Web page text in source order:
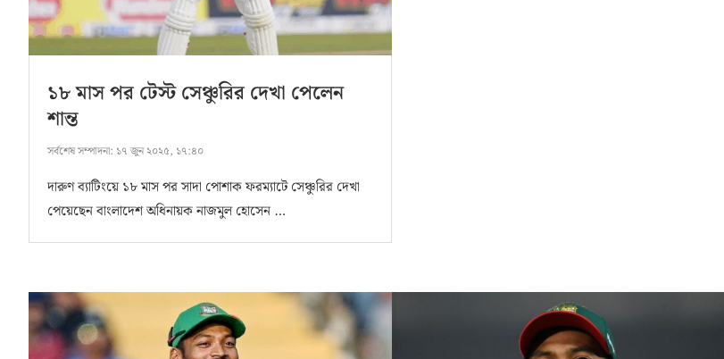
১৮ মাস পর টেস্ট সেঞ্চুরির দেখা পেলেন
শান্ত
সর্বশেষ সম্পাদনা: ১৭ জুন ২০২৫, ১৭:৪০
দারুণ ব্যাটিংয়ে ১৮ মাস পর সাদা পোশাক ফরম্যাটে সেঞ্চুরির দেখা
পেয়েছেন বাংলাদেশ অধিনায়ক নাজমুল হোসেন …